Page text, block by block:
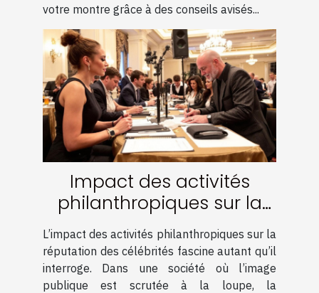
votre montre grâce à des conseils avisés...
Impact des activités
philanthropiques sur la
réputation des célébrités
L’impact des activités philanthropiques sur la
réputation des célébrités fascine autant qu’il
interroge. Dans une société où l’image
publique est scrutée à la loupe, la